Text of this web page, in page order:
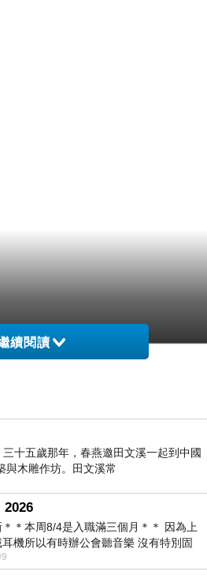
續閱讀
十五歲那年，春燕邀田文溪一起到中國
與木雕作坊。田文溪常
2026
＊本周8/4是入職滿三個月＊＊ 因為上
機所以有時辦公會聽音樂 沒有特別固
是一周某一天會固定聽'90